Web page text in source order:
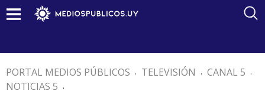
PORTAL MEDIOS PÚBLICOS . TELEVISIÓN . CANAL 5 .
NOTICIAS 5 .